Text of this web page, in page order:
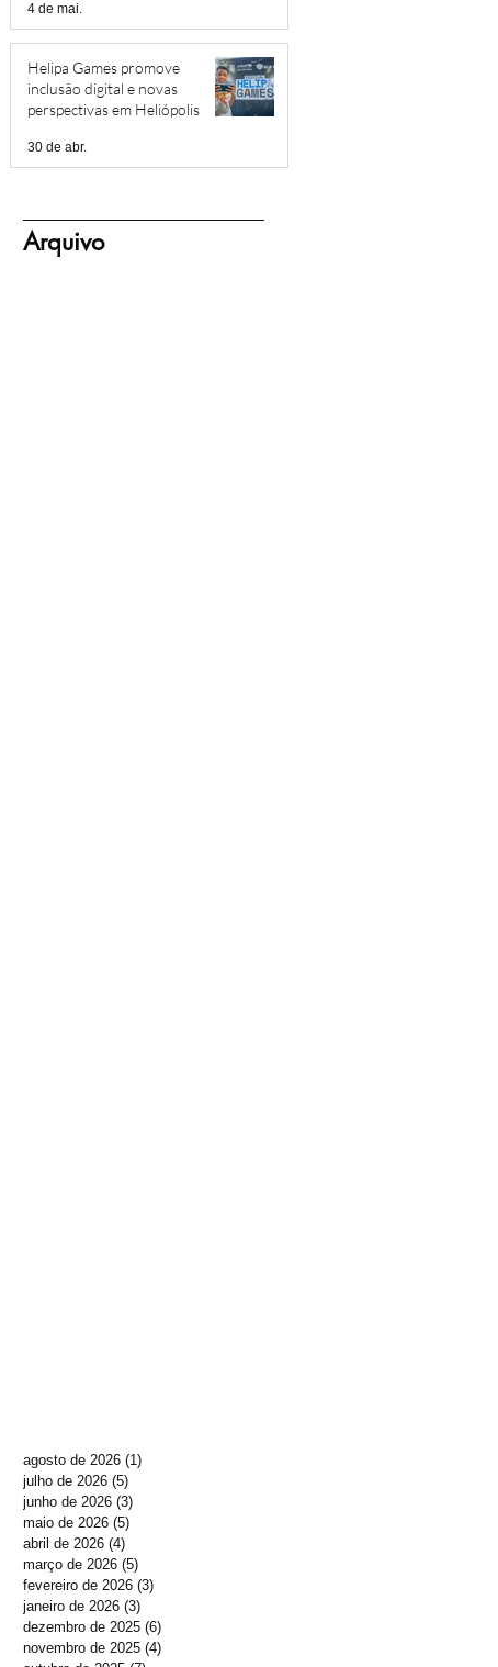
4 de mai.
Helipa Games promove
inclusão digital e novas
perspectivas em Heliópolis
30 de abr.
Arquivo
agosto de 2026 (1)
julho de 2026 (5)
junho de 2026 (3)
maio de 2026 (5)
abril de 2026 (4)
março de 2026 (5)
fevereiro de 2026 (3)
janeiro de 2026 (3)
dezembro de 2025 (6)
novembro de 2025 (4)